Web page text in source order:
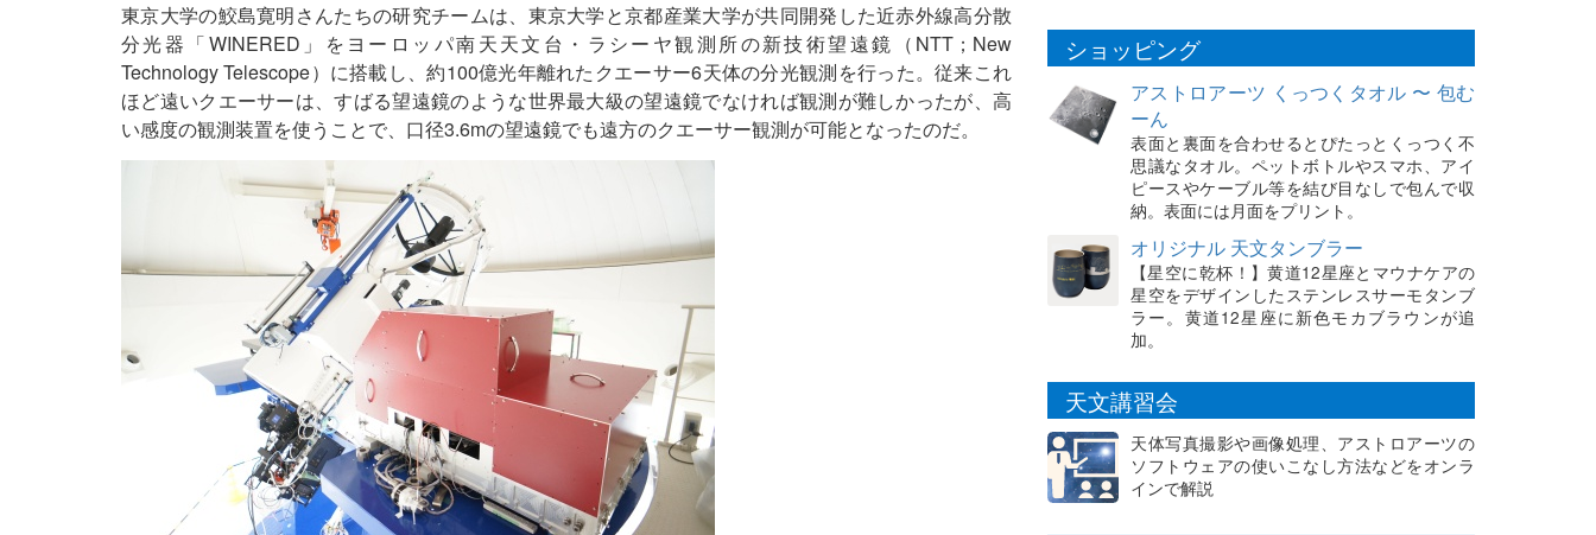
東京大学の鮫島寛明さんたちの研究チームは、東京大学と京都産業大学が共同開発した近赤外線高分散
分光器「WINERED」をヨーロッパ南天天文台・ラシーヤ観測所の新技術望遠鏡（NTT；New
Technology Telescope）に搭載し、約100億光年離れたクエーサー6天体の分光観測を行った。従来これ
ほど遠いクエーサーは、すばる望遠鏡のような世界最大級の望遠鏡でなければ観測が難しかったが、高
い感度の観測装置を使うことで、口径3.6mの望遠鏡でも遠方のクエーサー観測が可能となったのだ。
ショッピング
アストロアーツ くっつくタオル 〜 包む
ーん
表面と裏面を合わせるとぴたっとくっつく不
思議なタオル。ペットボトルやスマホ、アイ
ピースやケーブル等を結び目なしで包んで収
納。表面には月面をプリント。
オリジナル 天文タンブラー
【星空に乾杯！】黄道12星座とマウナケアの
星空をデザインしたステンレスサーモタンブ
ラー。黄道12星座に新色モカブラウンが追
加。
天文講習会
天体写真撮影や画像処理、アストロアーツの
ソフトウェアの使いこなし方法などをオンラ
インで解説